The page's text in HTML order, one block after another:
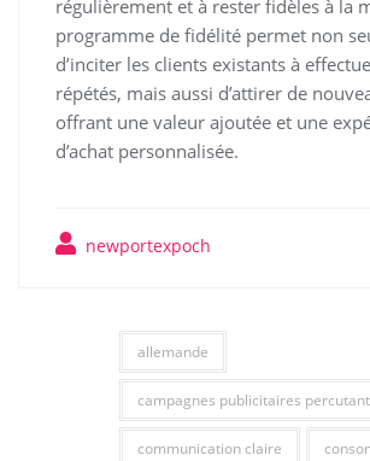
régulièrement et à rester fidèles à la
programme de fidélité permet non
d’inciter les clients existants à
répétés, mais aussi d’attirer de
offrant une valeur ajoutée et une
d’achat personnalisée.
newportexpoch
allemande
campagnes publicitaires
communication claire